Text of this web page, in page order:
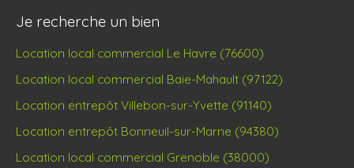
Je recherche un bien
Location local commercial Le Havre (76600)
Location local commercial Baie-Mahault (97122)
Location entrepôt Villebon-sur-Yvette (91140)
Location entrepôt Bonneuil-sur-Marne (94380)
Location local commercial Grenoble (38000)